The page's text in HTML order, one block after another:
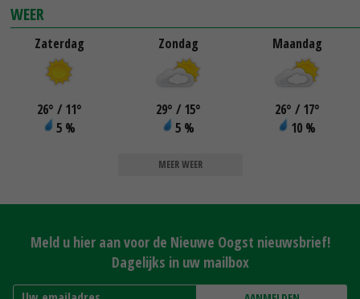
WEER
Zaterdag
26° / 11°
5 %
Zondag
29° / 15°
5 %
Maandag
26° / 17°
10 %
MEER WEER
Meld u hier aan voor de Nieuwe Oogst nieuwsbrief!
Dagelijks in uw mailbox